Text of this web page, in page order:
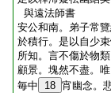
與遠法師書
安公和南。弟子常
於積行。是以自少
所知。言不傷於物
顧景。塊然不盡。
毎中
18 宵幽念。